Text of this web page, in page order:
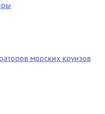
морских круизов